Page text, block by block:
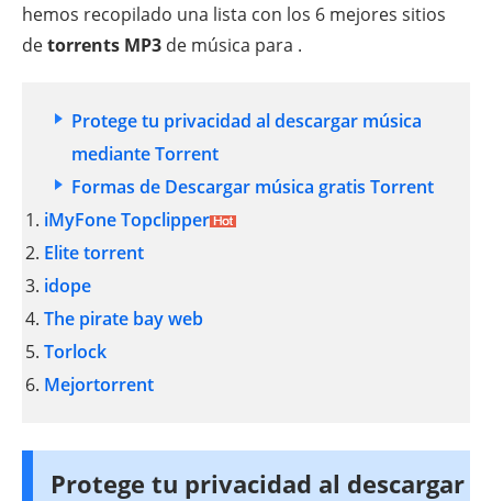
hemos recopilado una lista con los 6 mejores sitios
detorrents MP3 de música para .
Protege tu privacidad al descargar música
mediante Torrent
Formas de Descargar música gratis Torrent
iMyFone Topclipper
Elite torrent
idope
The pirate bay web
Torlock
Mejortorrent
Protege tu privacidad al descargar